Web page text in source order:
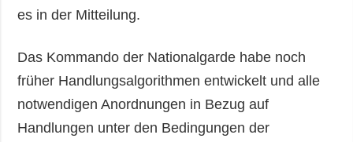
es in der Mitteilung.
Das Kommando der Nationalgarde habe noch
früher Handlungsalgorithmen entwickelt und alle
notwendigen Anordnungen in Bezug auf
Handlungen unter den Bedingungen der